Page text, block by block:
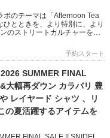
ボのテーマは「Afternoon Tea
ひとときを、より特別に、より
のストリートカルチャーを象
予約スタート
SUMMER FINAL
大幅再ダウン カラバリ 豊
レイヤード シャツ 、リ
の夏活躍するアイテムを